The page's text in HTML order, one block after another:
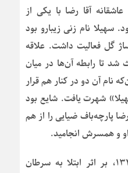
آقا رضا با یکی از
سهیلا نام زنی زیبارو بود
گل فعالیت داشت. علاقه
شد تا رابطه آن‌ها در میان
نام آن دو در کنار هم قرار
شهرت یافت. شایع بود
پارچه‌باف ضیایی را از هم
او و همسرش انجامید.
آقا رضا سهیلا در شهریور ۱۳۴۸، بر اثر ابتلا به سرطان